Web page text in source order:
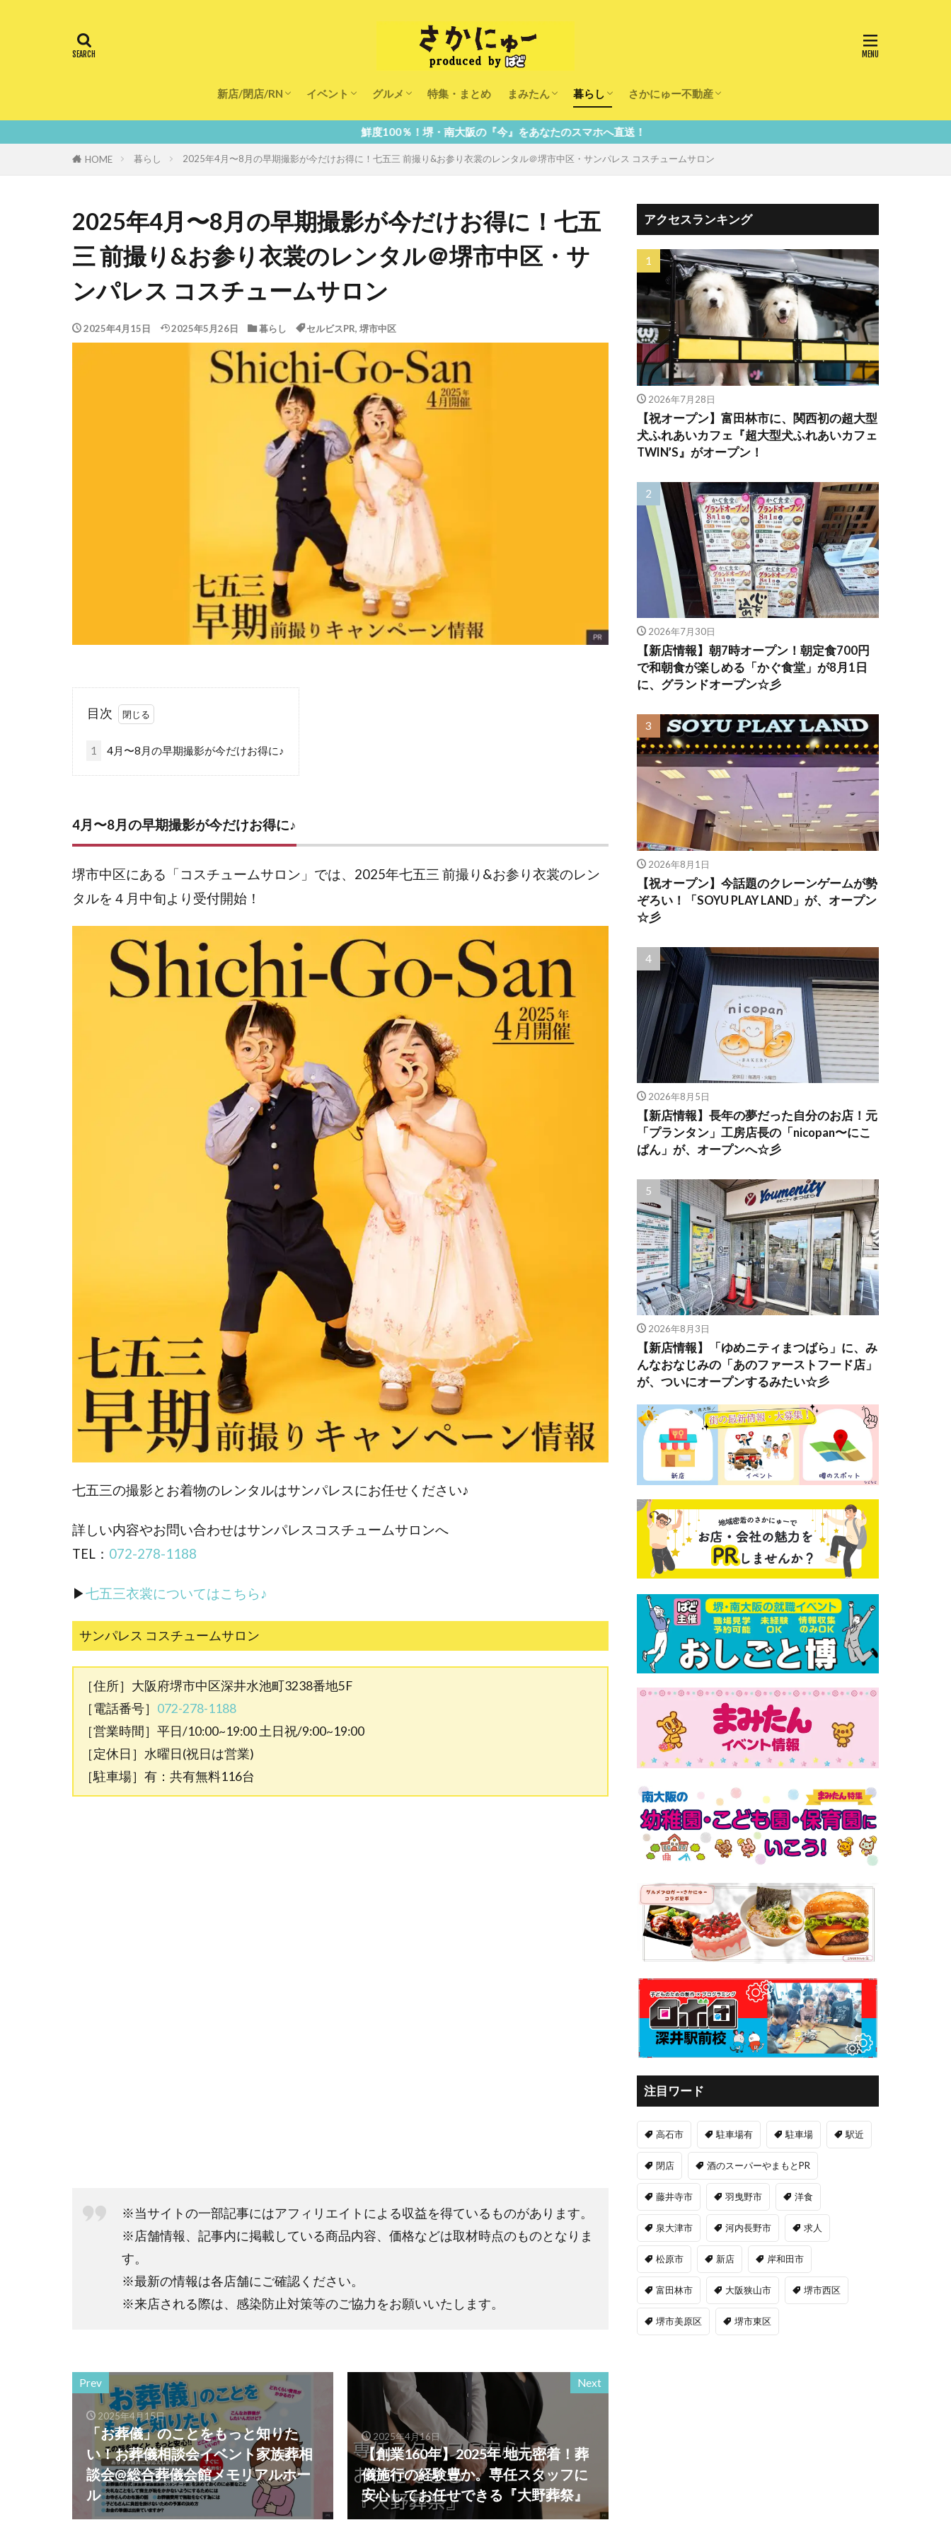
新店/閉店/RN イベント グルメ
ランチ
カフェ
特集・まとめ まみたん
まみたんイベント・おでかけ
習い事・キャンペーン
幼稚園・こども園・保育園
暮らし
医療
美容・健康
大人の習い事
キッズ
子供の教育
子供の習い事
おしごと
さかにゅー不動産
住宅
リフォーム
鮮度100％！堺・南大阪の『今』をあなたのスマホへ直送！
HOME 暮らし 2025年4月〜8月の早期撮影が今だけお得に！七五三 前撮り&お参り衣裳のレンタル＠堺市中区・サンパレス コスチュームサロン
2025年4月〜8月の早期撮影が今だけお得に！七五
三 前撮り&お参り衣裳のレンタル＠堺市中区・サ
ンパレス コスチュームサロン
2025年4月15日 2025年5月26日 暮らし セルビスPR, 堺市中区
目次
1 4月〜8月の早期撮影が今だけお得に♪
4月〜8月の早期撮影が今だけお得に♪
堺市中区にある「コスチュームサロン」では、2025年七五三 前撮り&お参り衣裳のレン
タルを４月中旬より受付開始！
七五三の撮影とお着物のレンタルはサンパレスにお任せください♪
詳しい内容やお問い合わせはサンパレスコスチュームサロンへ
TEL： 072-278-1188
▶七五三衣裳についてはこちら♪
サンパレス コスチュームサロン
［住所］大阪府堺市中区深井水池町3238番地5F
［電話番号］ 072-278-1188
［営業時間］平日/10:00~19:00 土日祝/9:00~19:00
［定休日］水曜日(祝日は営業)
［駐車場］有：共有無料116台
※当サイトの一部記事にはアフィリエイトによる収益を得ているものがあります。
※店舗情報、記事内に掲載している商品内容、価格などは取材時点のものとなりま
す。
※最新の情報は各店舗にご確認ください。
※来店される際は、感染防止対策等のご協力をお願いいたします。
Prev
2025年4月15日
「お葬儀」のことをもっと知りた
い！お葬儀相談会イベント家族葬相
談会@総合葬儀会館メモリアルホー
ル
Next
2025年4月16日
【創業160年】2025年 地元密着！葬
儀施行の経験豊か。専任スタッフに
安心してお任せできる『大野葬祭』
アクセスランキング
2026年7月28日
【祝オープン】富田林市に、関西初の超大型
犬ふれあいカフェ『超大型犬ふれあいカフェ
TWIN’S』がオープン！
2026年7月30日
【新店情報】朝7時オープン！朝定食700円
で和朝食が楽しめる「かぐ食堂」が8月1日
に、グランドオープン☆彡
2026年8月1日
【祝オープン】今話題のクレーンゲームが勢
ぞろい！「SOYU PLAY LAND」が、オープン
☆彡
2026年8月5日
【新店情報】長年の夢だった自分のお店！元
「プランタン」工房店長の「nicopan〜にこ
ぱん」が、オープンへ☆彡
2026年8月3日
【新店情報】「ゆめニティまつばら」に、み
んなおなじみの「あのファーストフード店」
が、ついにオープンするみたい☆彡
注目ワード
高石市 駐車場有 駐車場 駅近
閉店 酒のスーパーやまもとPR
藤井寺市 羽曳野市 洋食
泉大津市 河内長野市 求人
松原市 新店 岸和田市
富田林市 大阪狭山市 堺市西区
堺市美原区 堺市東区